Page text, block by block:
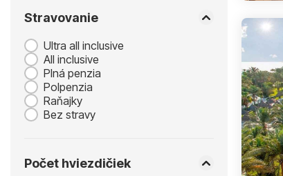
Stravovanie
Ultra all inclusive
All inclusive
Plná penzia
Polpenzia
Raňajky
Bez stravy
Počet hviezdičiek